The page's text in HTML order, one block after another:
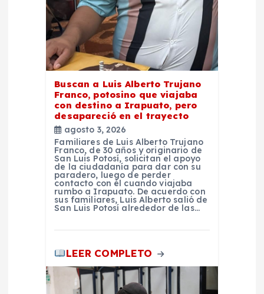
Buscan a Luis Alberto Trujano
Franco, potosino que viajaba
con destino a Irapuato, pero
desapareció en el trayecto
agosto 3, 2026
Familiares de Luis Alberto Trujano
Franco, de 30 años y originario de
San Luis Potosí, solicitan el apoyo
de la ciudadanía para dar con su
paradero, luego de perder
contacto con él cuando viajaba
rumbo a Irapuato. De acuerdo con
sus familiares, Luis Alberto salió de
San Luis Potosí alrededor de las…
LEER COMPLETO